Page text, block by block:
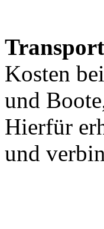
Kosten
und
Hierfür
und